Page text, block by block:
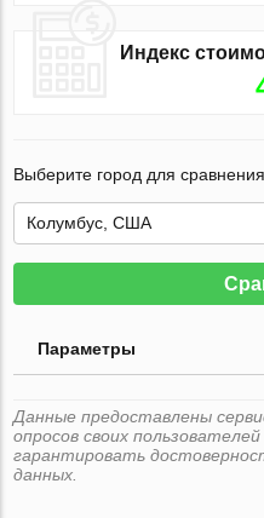
Индекс
Выберите город для сравнения
Параметры
Данные предоставлены
опросов своих
гарантировать
данных.